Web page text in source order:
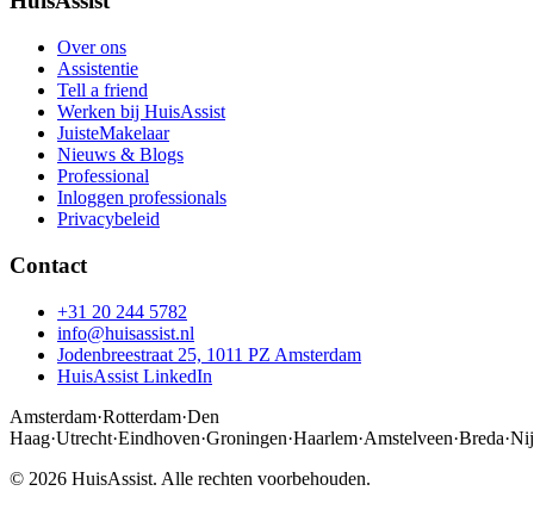
Over ons
Assistentie
Tell a friend
Werken bij HuisAssist
JuisteMakelaar
Nieuws & Blogs
Professional
Inloggen professionals
Privacybeleid
Contact
+31 20 244 5782
info@huisassist.nl
Jodenbreestraat 25, 1011 PZ Amsterdam
HuisAssist LinkedIn
Amsterdam·Rotterdam·Den
Haag·Utrecht·Eindhoven·Groningen·Haarlem·Amstelveen·Breda·
© 2026 HuisAssist. Alle rechten voorbehouden.